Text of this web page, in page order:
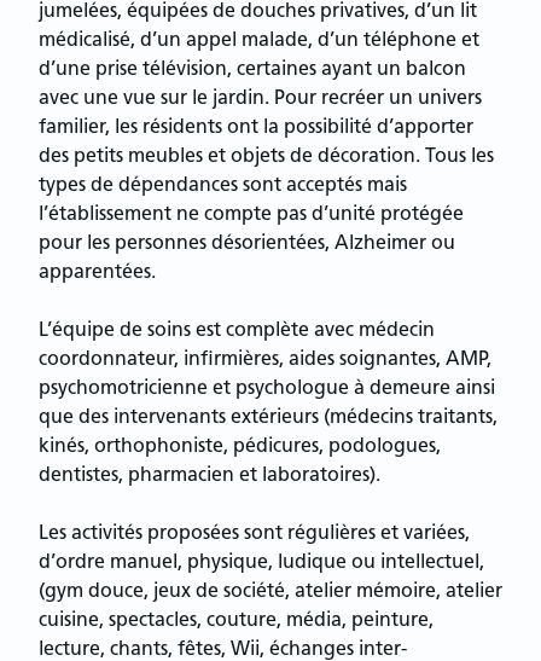
jumelées, équipées de douches privatives, d’un lit
médicalisé, d’un appel malade, d’un téléphone et
d’une prise télévision, certaines ayant un balcon
avec une vue sur le jardin. Pour recréer un univers
familier, les résidents ont la possibilité d’apporter
des petits meubles et objets de décoration. Tous les
types de dépendances sont acceptés mais
l’établissement ne compte pas d’unité protégée
pour les personnes désorientées, Alzheimer ou
apparentées.
L’équipe de soins est complète avec médecin
coordonnateur, infirmières, aides soignantes, AMP,
psychomotricienne et psychologue à demeure ainsi
que des intervenants extérieurs (médecins traitants,
kinés, orthophoniste, pédicures, podologues,
dentistes, pharmacien et laboratoires).
Les activités proposées sont régulières et variées,
d’ordre manuel, physique, ludique ou intellectuel,
(gym douce, jeux de société, atelier mémoire, atelier
cuisine, spectacles, couture, média, peinture,
lecture, chants, fêtes, Wii, échanges inter-